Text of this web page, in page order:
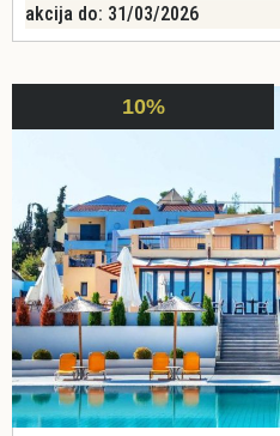
akcija do: 31/03/2026
10%